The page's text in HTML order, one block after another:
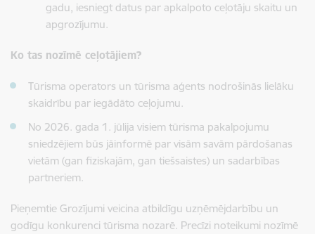
gadu, iesniegt datus par apkalpoto ceļotāju skaitu un
apgrozījumu.
Ko tas nozīmē ceļotājiem?
Tūrisma operators un tūrisma aģents nodrošinās lielāku
skaidrību par iegādāto ceļojumu.
No 2026. gada 1. jūlija visiem tūrisma pakalpojumu
sniedzējiem būs jāinformē par visām savām pārdošanas
vietām (gan fiziskajām, gan tiešsaistes) un sadarbības
partneriem.
Pieņemtie Grozījumi veicina atbildīgu uzņēmējdarbību un
godīgu konkurenci tūrisma nozarē. Precīzi noteikumi nozīmē